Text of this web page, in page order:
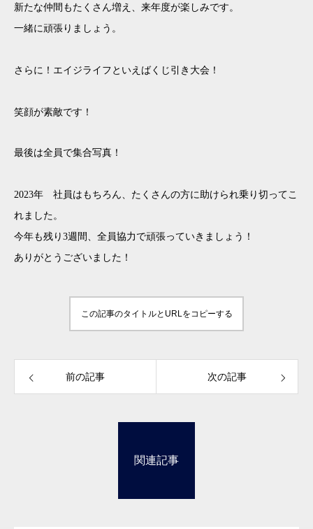
新たな仲間もたくさん増え、来年度が楽しみです。
一緒に頑張りましょう。
さらに！エイジライフといえばくじ引き大会！
笑顔が素敵です！
最後は全員で集合写真！
2023年 社員はもちろん、たくさんの方に助けられ乗り切ってこ
れました。
今年も残り3週間、全員協力で頑張っていきましょう！
ありがとうございました！
この記事のタイトルとURLをコピーする
前の記事 次の記事
関連記事